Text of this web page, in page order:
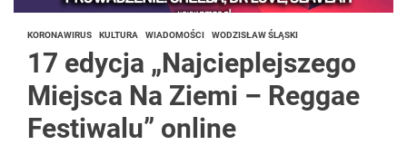
KORONAWIRUS KULTURA WIADOMOŚCI WODZISŁAW ŚLĄSKI
17 edycja „Najcieplejszego
Miejsca Na Ziemi – Reggae
Festiwalu” online